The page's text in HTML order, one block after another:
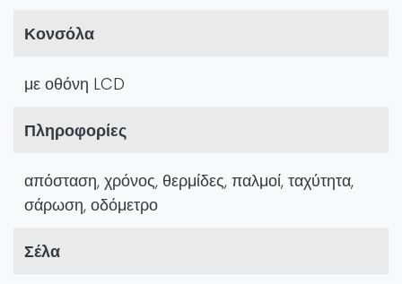
Κονσόλα
με οθόνη LCD
Πληροφορίες
απόσταση, χρόνος, θερμίδες, παλμοί, ταχύτητα,
σάρωση, οδόμετρο
Σέλα